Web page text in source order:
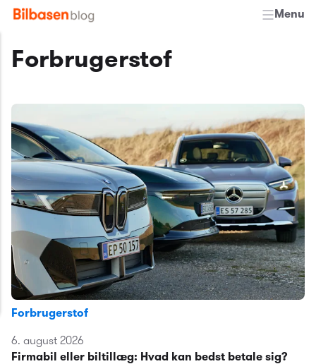
Menu
Forbrugerstof
Forbrugerstof
6. august 2026
Firmabil eller biltillæg: Hvad kan bedst betale sig?